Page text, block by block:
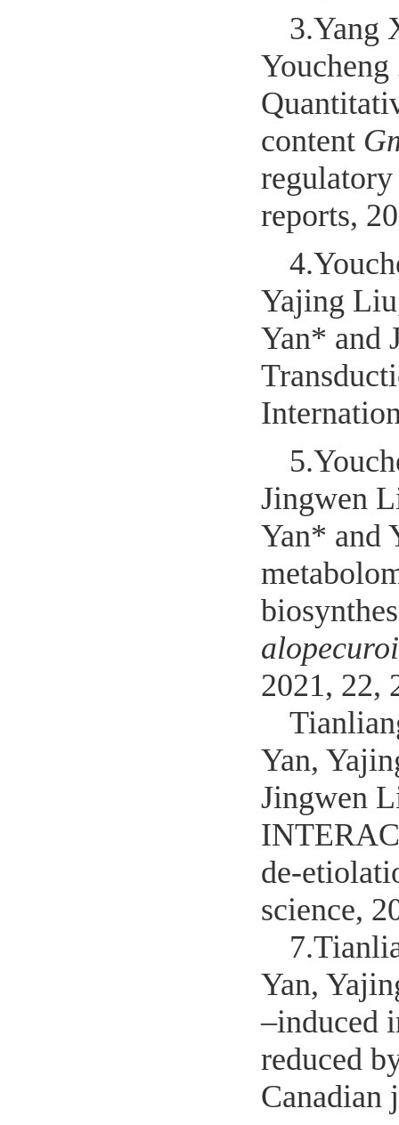
3.Yang
content
reports,
4.
Yajing
Yan* and
5.
Jingwen
Yan* and
2021, 22,
Yan,
Jingwen
de-
science,
7.
Yan,
–induced
reduced
Canadian